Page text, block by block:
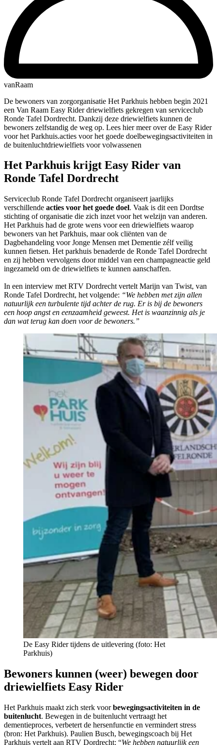
vanRaam
De bewoners van zorgorganisatie Het Parkhuis hebben begin 2021
een Van Raam Easy Rider driewielfiets gekregen van serviceclub
Ronde Tafel Dordrecht. Dankzij deze driewielfiets kunnen de
bewoners zelfstandig de weg op. Lees hier meer over de Easy Rider
voor het Parkhuis.acties voor het goede doelbewegingsactiviteiten in
de buitenluchtdriewielfiets voor volwassenen
Het Parkhuis krijgt Easy Rider van
Ronde Tafel Dordrecht
Serviceclub Ronde Tafel Dordrecht organiseert jaarlijks
verschillende acties voor het goede doel. Vaak is dit een Dordtse
stichting of organisatie die zich inzet voor het welzijn van anderen.
Het Parkhuis had de grote wens voor een driewielfiets waarop
bewoners van het Parkhuis, maar ook cliënten van de
Dagbehandeling voor Jonge Mensen met Dementie zélf veilig
kunnen fietsen. Het parkhuis benaderde de Ronde Tafel Dordrecht
en zij hebben vervolgens door middel van een champagneactie geld
ingezameld om de driewielfiets te kunnen aanschaffen.
In een interview met RTV Dordrecht vertelt Marijn van Twist, van
Ronde Tafel Dordrecht, het volgende: “We hebben met zijn allen
natuurlijk een turbulente tijd achter de rug. Er is bij de bewoners
een hoop angst en eenzaamheid geweest. Het is waanzinnig als je
dan wat terug kan doen voor de bewoners.”
De Easy Rider tijdens de uitlevering (foto: Het
Parkhuis)
Bewoners kunnen (weer) bewegen door
driewielfiets Easy Rider
Het Parkhuis maakt zich sterk voorbewegingsactiviteiten in de
buitenlucht. Bewegen in de buitenlucht vertraagt het
dementieproces, verbetert de hersenfunctie en vermindert stress
(bron: Het Parkhuis). Paulien Busch, bewegingscoach bij Het
Parkhuis vertelt aan RTV Dordrecht: “We hebben natuurlijk een